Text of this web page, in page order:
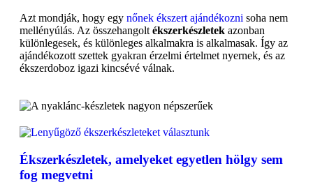
Azt mondják, hogy egy nőnek ékszert ajándékozni soha nem
mellényúlás. Az összehangolt ékszerkészletek azonban
különlegesek, és különleges alkalmakra is alkalmasak. Így az
ajándékozott szettek gyakran érzelmi értelmet nyernek, és az
ékszerdoboz igazi kincsévé válnak.
Ékszerkészletek, amelyeket egyetlen hölgy sem
fog megvetni